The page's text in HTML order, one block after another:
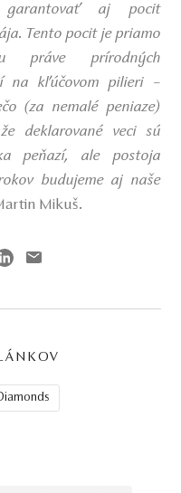
aj pocit
Tento pocit je priamo
práve prírodných
na kľúčovom pilieri –
(za nemalé peniaze)
deklarované veci sú
peňazí, ale postoja
budujeme aj naše
Mikuš.